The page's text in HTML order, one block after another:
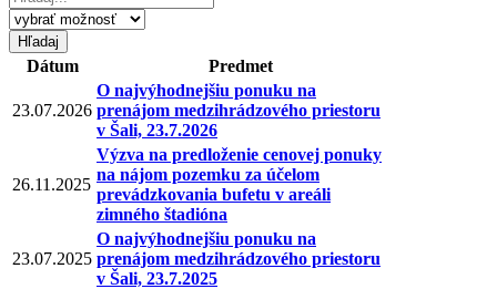
Dátum Predmet
23.07.2026
O najvýhodnejšiu ponuku na
prenájom medzihrádzového priestoru
v Šali, 23.7.2026
26.11.2025
Výzva na predloženie cenovej ponuky
na nájom pozemku za účelom
prevádzkovania bufetu v areáli
zimného štadióna
23.07.2025
O najvýhodnejšiu ponuku na
prenájom medzihrádzového priestoru
v Šali, 23.7.2025